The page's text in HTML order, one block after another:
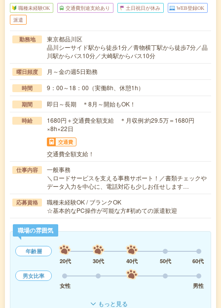
職種未経験OK 交通費別途支給あり 土日祝日が休み WEB登録OK
派遣
勤務地
東京都品川区
品川シーサイド駅から徒歩1分／青物横丁駅から徒歩7分／品
川駅からバス10分／大崎駅からバス10分
曜日頻度 月～金の週5日勤務
時間 9：00～18：00（実働8h、休憩1h）
期間 即日～長期 ＊8月～開始もOK！
時給
1680円＋交通費全額支給 ＊月収例:約29.5万＝1680円
×8h×22日
交通費
交通費全額支給！
仕事内容
一般事務
＼ロードサービスを支える事務サポート！／書類チェックや
データ入力を中心に、電話対応も少しお任せします…
応募資格
職種未経験OK / ブランクOK
☆基本的なPC操作が可能な方#初めての派遣歓迎
職場の雰囲気
年齢層
20代
30代 40代 50代
60代
男女比率
女性
男性
もっと見る